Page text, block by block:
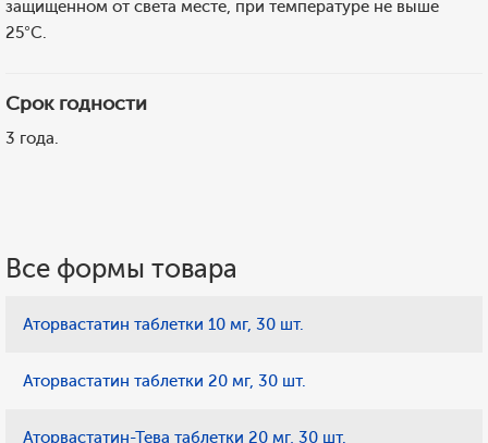
защищенном от света месте, при температуре не выше
25°С.
Срок годности
3 года.
Все формы товара
Аторвастатин таблетки 10 мг, 30 шт.
Аторвастатин таблетки 20 мг, 30 шт.
Аторвастатин-Тева таблетки 20 мг, 30 шт.